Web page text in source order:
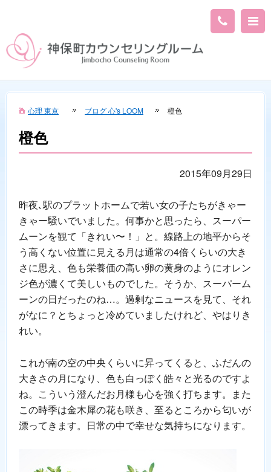
心理 東京 ブログ 心's LOOM 橙色
橙色
2015年09月29日
昨夜､駅のプラットホームで若い女の子たちがきゃー
きゃー騒いでいました。何事かと思ったら、スーパー
ムーンを観て「きれい〜！」と。線路上の地平からそ
う高くない位置に見える月は通常の4倍くらいの大き
さに思え、色も栄養価の高い卵の黄身のようにオレン
ジ色が濃くて美しいものでした。そうか、スーパーム
ーンの日だったのね…。過剰なニュースを見て、それ
がなに？とちょっと冷めていましたけれど、やはりき
れい。
これが南の空の中央くらいに昇ってくると、ふだんの
大きさの月になり、色も白っぽく皓々と光るのですよ
ね。こういう澄んだお月様も心を強く打ちます。また
この時季は金木犀の花も咲き、至るところから匂いが
漂ってきます。日常の中で幸せな気持ちになります。